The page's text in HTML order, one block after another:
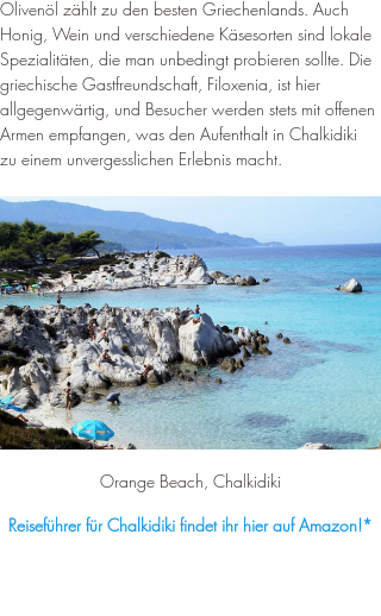
Olivenöl zählt zu den besten Griechenlands. Auch
Honig, Wein und verschiedene Käsesorten sind lokale
Spezialitäten, die man unbedingt probieren sollte. Die
griechische Gastfreundschaft, Filoxenia, ist hier
allgegenwärtig, und Besucher werden stets mit offenen
Armen empfangen, was den Aufenthalt in Chalkidiki
zu einem unvergesslichen Erlebnis macht.
Orange Beach, Chalkidiki
Reiseführer für Chalkidiki findet ihr hier auf Amazon!*